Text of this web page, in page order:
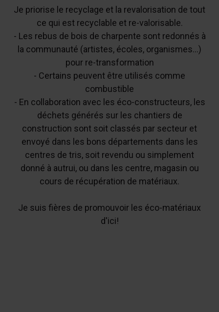
Je priorise le recyclage et la revalorisation de tout
ce qui est recyclable et re-valorisable.
- Les rebus de bois de charpente sont redonnés à
la communauté (artistes, écoles, organismes…)
pour re-transformation
- Certains peuvent être utilisés comme
combustible
- En collaboration avec les éco-constructeurs, les
déchets générés sur les chantiers de
construction sont soit classés par secteur et
envoyé dans les bons départements dans les
centres de tris, soit revendu ou simplement
donné à autrui, ou dans les centre, magasin ou
cours de récupération de matériaux.
Je suis fières de promouvoir les éco-matériaux
d'ici!